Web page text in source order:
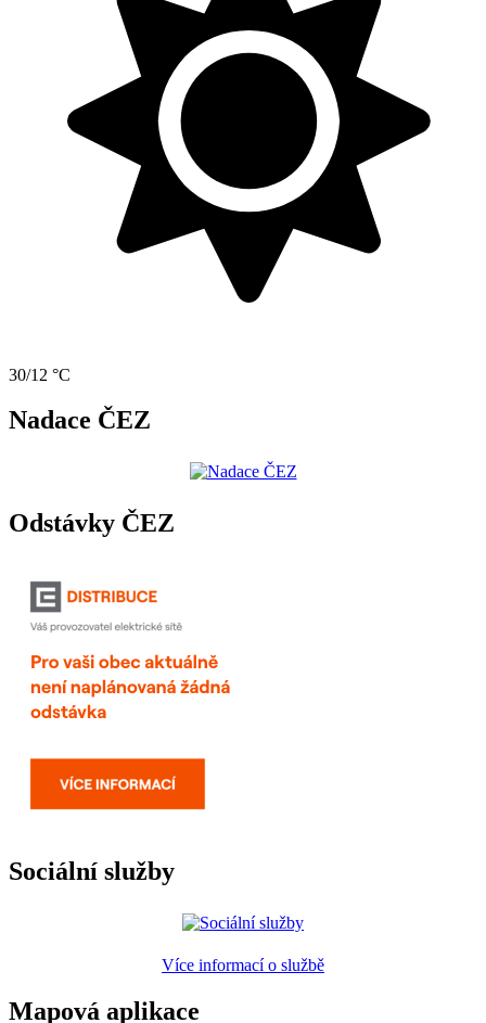
30/12 °C
Nadace ČEZ
Odstávky ČEZ
Sociální služby
Více informací o službě
Mapová aplikace